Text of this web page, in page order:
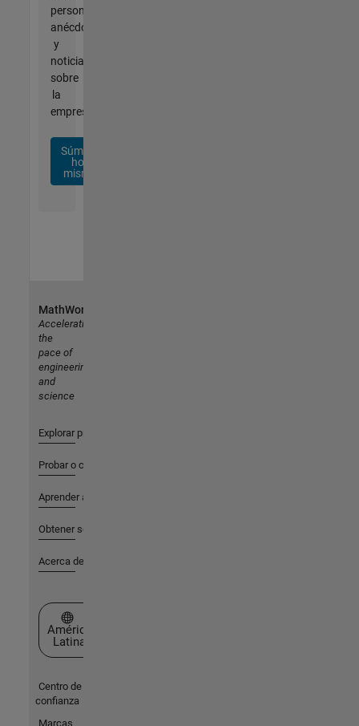
personalizadas,
anécdotas
y
noticias
sobre
la
empresa.
Súmese
hoy
mismo
MathWorks
Accelerating
the
pace of
engineering
and
science
Explorar productos
Probar o comprar
Aprender a utilizar
Obtener soporte
Acerca de MathWorks
Seleccione un país/idioma
América
Latina
Centro de
confianza
Marcas